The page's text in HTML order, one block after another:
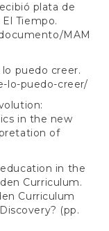
plata de
Tiempo.
MAM
lo puedo creer.
lo-puedo-creer/
in the new
of
education in the
Curriculum.
Curriculum
(pp.